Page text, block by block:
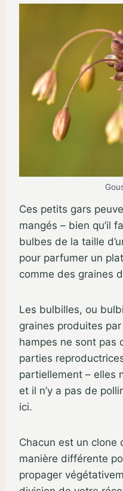
Ces petits gars
mangés – bien qu’il
bulbes de la taille
pour parfumer un
comme des graines
Les bulbilles, ou
graines produites
hampes ne sont pas
parties
partiellement – elles
et il n’y a pas de
ici.
Chacun est un clone
manière différente
propager